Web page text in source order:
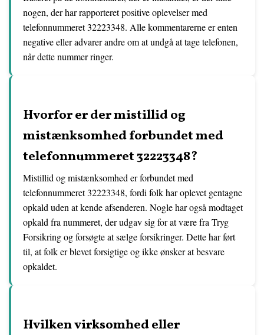
nogen, der har rapporteret positive oplevelser med
telefonnummeret 32223348. Alle kommentarerne er enten
negative eller advarer andre om at undgå at tage telefonen,
når dette nummer ringer.
Hvorfor er der mistillid og
mistænksomhed forbundet med
telefonnummeret 32223348?
Mistillid og mistænksomhed er forbundet med
telefonnummeret 32223348, fordi folk har oplevet gentagne
opkald uden at kende afsenderen. Nogle har også modtaget
opkald fra nummeret, der udgav sig for at være fra Tryg
Forsikring og forsøgte at sælge forsikringer. Dette har ført
til, at folk er blevet forsigtige og ikke ønsker at besvare
opkaldet.
Hvilken virksomhed eller